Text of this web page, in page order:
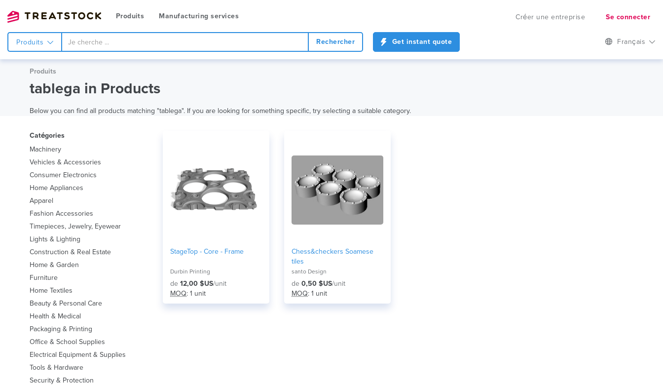
Produits Manufacturing services Créer une entreprise Se connecter
Produits Rechercher Get instant quote Français
Produits
tablega in Products
Below you can find all products matching "tablega". If you are looking for something specific, try selecting a suitable category.
Catégories
Machinery
Vehicles & Accessories
Consumer Electronics
Home Appliances
Apparel
Fashion Accessories
Timepieces, Jewelry, Eyewear
Lights & Lighting
Construction & Real Estate
Home & Garden
Furniture
Home Textiles
Beauty & Personal Care
Health & Medical
Packaging & Printing
Office & School Supplies
Electrical Equipment & Supplies
Tools & Hardware
Security & Protection
StageTop - Core - Frame
Durbin Printing
de 12,00 $US/unit
MOQ: 1 unit
Chess&checkers Soamese
tiles
santo Design
de 0,50 $US/unit
MOQ: 1 unit